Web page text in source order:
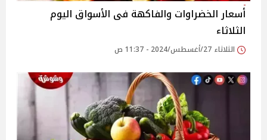
أسعار الخضراوات والفاكهة فى الأسواق‎‎ اليوم
الثلاثاء
الثلاثاء 27/أغسطس/2024 - 11:37 ص